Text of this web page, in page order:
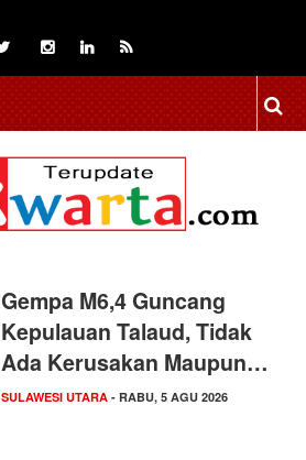
Gempa M6,4 Guncang
Kepulauan Talaud, Tidak
Ada Kerusakan Maupun…
SULAWESI UTARA - RABU, 5 AGU 2026